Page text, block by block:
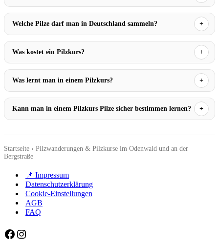
Welche Pilze darf man in Deutschland sammeln?
Was kostet ein Pilzkurs?
Was lernt man in einem Pilzkurs?
Kann man in einem Pilzkurs Pilze sicher bestimmen lernen?
Startseite › Pilzwanderungen & Pilzkurse im Odenwald und an der
Bergstraße
📌 Impressum
Datenschutzerklärung
Cookie-Einstellungen
AGB
FAQ
Facebook
Instagram